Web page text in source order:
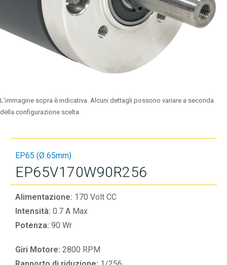
L’immagine sopra è indicativa. Alcuni dettagli possono variare a seconda
della configurazione scelta.
EP65 (Ø 65mm)
EP65V170W90R256
Alimentazione: 170 Volt CC
Intensità: 0.7 A Max
Potenza: 90 Wr
Giri Motore: 2800 RPM